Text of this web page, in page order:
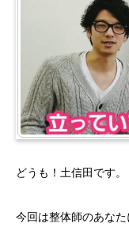
どうも！土信田です。
今回は整体師のあな